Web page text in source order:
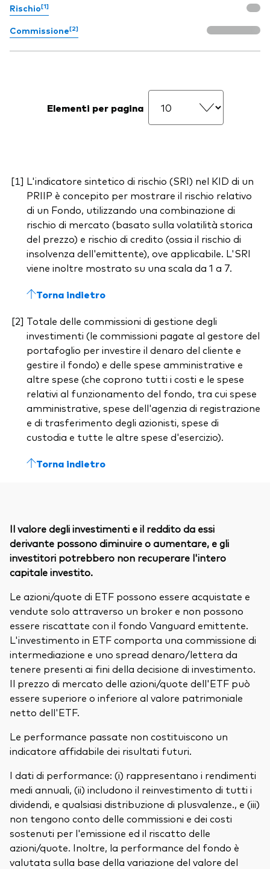
Rischio[1]
Commissione[2]
Elementi per pagina
L'indicatore sintetico di rischio (SRI) nel KID di un
PRIIP è concepito per mostrare il rischio relativo
di un Fondo, utilizzando una combinazione di
rischio di mercato (basato sulla volatilità storica
del prezzo) e rischio di credito (ossia il rischio di
insolvenza dell'emittente), ove applicabile. L'SRI
viene inoltre mostrato su una scala da 1 a 7.
Torna indietro
Totale delle commissioni di gestione degli
investimenti (le commissioni pagate al gestore del
portafoglio per investire il denaro del cliente e
gestire il fondo) e delle spese amministrative e
altre spese (che coprono tutti i costi e le spese
relativi al funzionamento del fondo, tra cui spese
amministrative, spese dell'agenzia di registrazione
e di trasferimento degli azionisti, spese di
custodia e tutte le altre spese d'esercizio).
Torna indietro
Il valore degli investimenti e il reddito da essi
derivante possono diminuire o aumentare, e gli
investitori potrebbero non recuperare l'intero
capitale investito.
Le azioni/quote di ETF possono essere acquistate e
vendute solo attraverso un broker e non possono
essere riscattate con il fondo Vanguard emittente.
L'investimento in ETF comporta una commissione di
intermediazione e uno spread denaro/lettera da
tenere presenti ai fini della decisione di investimento.
Il prezzo di mercato delle azioni/quote dell'ETF può
essere superiore o inferiore al valore patrimoniale
netto dell'ETF.
Le performance passate non costituiscono un
indicatore affidabile dei risultati futuri.
I dati di performance: (i) rappresentano i rendimenti
medi annuali, (ii) includono il reinvestimento di tutti i
dividendi, e qualsiasi distribuzione di plusvalenze., e (iii)
non tengono conto delle commissioni e dei costi
sostenuti per l'emissione ed il riscatto delle
azioni/quote. Inoltre, la performance del fondo è
valutata sulla base della variazione del valore del